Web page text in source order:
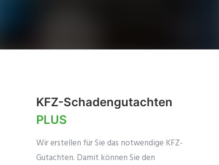
KFZ-Schadengutachten
PLUS
Wir erstellen für Sie das notwendige KFZ-
Gutachten. Damit können Sie den